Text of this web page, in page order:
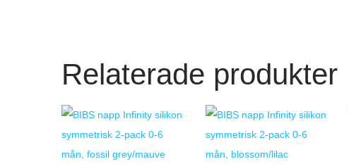
Relaterade produkter